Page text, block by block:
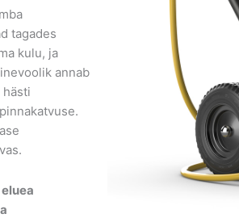
tagades
kulu, ja
annab